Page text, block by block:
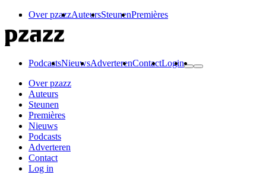
Over pzazzAuteursSteunenPremières
PodcastsNieuwsAdverterenContactLogin
Over pzazz
Auteurs
Steunen
Premières
Nieuws
Podcasts
Adverteren
Contact
Log in